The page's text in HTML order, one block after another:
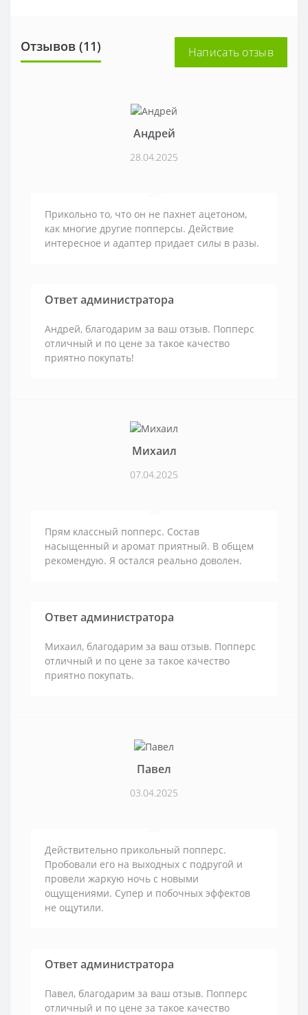
Отзывов (11) Написать отзыв
Андрей
28.04.2025
Прикольно то, что он не пахнет ацетоном,
как многие другие попперсы. Действие
интересное и адаптер придает силы в разы.
Ответ администратора
Андрей, благодарим за ваш отзыв. Попперс
отличный и по цене за такое качество
приятно покупать!
Михаил
07.04.2025
Прям классный попперс. Состав
насыщенный и аромат приятный. В общем
рекомендую. Я остался реально доволен.
Ответ администратора
Михаил, благодарим за ваш отзыв. Попперс
отличный и по цене за такое качество
приятно покупать.
Павел
03.04.2025
Действительно прикольный попперс.
Пробовали его на выходных с подругой и
провели жаркую ночь с новыми
ощущениями. Супер и побочных эффектов
не ощутили.
Ответ администратора
Павел, благодарим за ваш отзыв. Попперс
отличный и по цене за такое качество